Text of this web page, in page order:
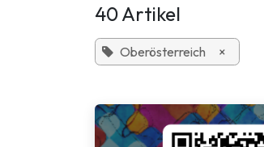
40 Artikel
Oberösterreich ×